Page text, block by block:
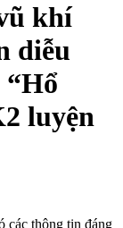
khí
diễu
luyện
các thông tin đáng